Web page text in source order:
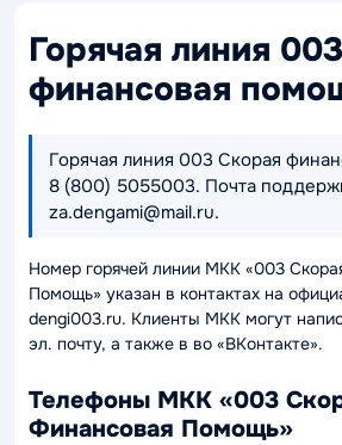
Горячая линия
финансовая
Горячая линия 003 Скорая
8 (800) 5055003. Почта
za.dengami@mail.ru.
Номер горячей линии МКК «003
Помощь» указан в контактах на
dengi003.ru. Клиенты МКК могут
эл. почту, а также в во «ВКонтакте».
Телефоны МКК «003
Финансовая Помощь»